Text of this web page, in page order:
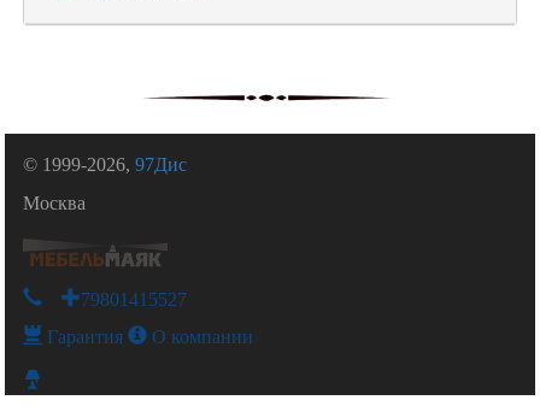
© 1999-2026,97Дис
Москва
+79801415527
Гарантия О компании